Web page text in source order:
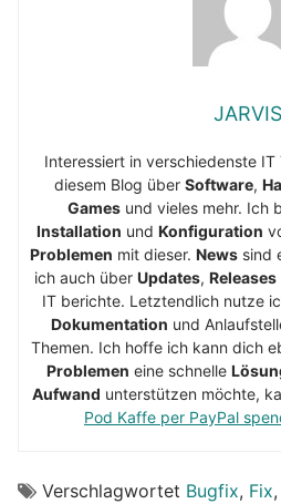
JARVIS
Interessiert in verschiedenste
diesem Blog über Software,
Gamesund vieles mehr. Ich
Installation und Konfiguration
Problemen mit dieser. News sind
ich auch über Updates, Releases
IT berichte. Letztendlich nutze
Dokumentation und
Themen. Ich hoffe ich kann dich
Problemen eine schnelle
Aufwand unterstützen möchte,
Pod Kaffe per PayPal
Verschlagwortet Bugfix, Fix,